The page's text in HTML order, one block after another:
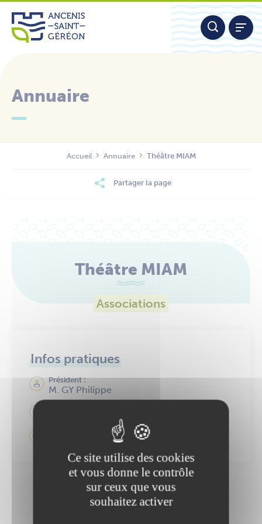
Aller
contenu
Annuaire
Accueil Annuaire Théâtre MIAM
Partager la page
Théâtre MIAM
Associations
Infos pratiques
Président :
M. GY Philippe
theatremiam@free.fr
Une information manque
Panneau de gestion des cookies
Ce site utilise des cookies
et vous donne le contrôle
sur ceux que vous
souhaitez activer